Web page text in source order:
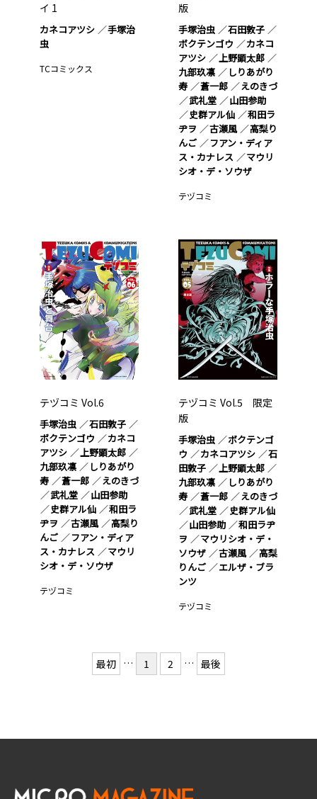
イ 1
カネコアツシ
手塚治
虫
TCコミックス
版
手塚治虫
石田敦子
ボクテンゴウ
カネコ
アツシ
上野顕太郎
九部玖凛
しりあがり
寿
蒼一郎
えのきづ
武礼堂
山田参助
史群アル仙
和田ラ
ヂヲ
古瀬風
高梨り
んご
フアン・ディア
ス・カナレス
マウリ
シオ・デ・ソウザ
テヅコミ
テヅコミ Vol.6
手塚治虫
石田敦子
ボクテンゴウ
カネコ
アツシ
上野顕太郎
九部玖凛
しりあがり
寿
蒼一郎
えのきづ
武礼堂
山田参助
史群アル仙
和田ラ
ヂヲ
古瀬風
高梨り
んご
フアン・ディア
ス・カナレス
マウリ
シオ・デ・ソウザ
テヅコミ
テヅコミ Vol.5 限定
版
手塚治虫
ボクテンゴ
ウ
カネコアツシ
石
田敦子
上野顕太郎
九部玖凛
しりあがり
寿
蒼一郎
えのきづ
武礼堂
史群アル仙
山田参助
和田ラヂ
ヲ
マウリシオ・デ・
ソウザ
古瀬風
高梨
りんご
エルザ・ブラ
ンツ
テヅコミ
最初 … 1 2 … 最後